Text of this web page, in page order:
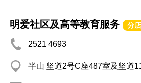
明爱社区及高等教育服务 分店
2521 4693
半山 坚道2号C座487室及坚道